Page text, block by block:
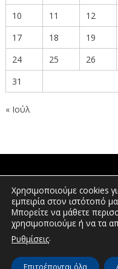
10
11 12
17
18 19
24
25 26
31
« Ιούλ
Χρησιμοποιούμε cookies
εμπειρία στον ιστότοπό
Μπορείτε να μάθετε
χρησιμοποιούμε ή να τα
Ρυθμίσεις.
Επιτρέπονται όλα